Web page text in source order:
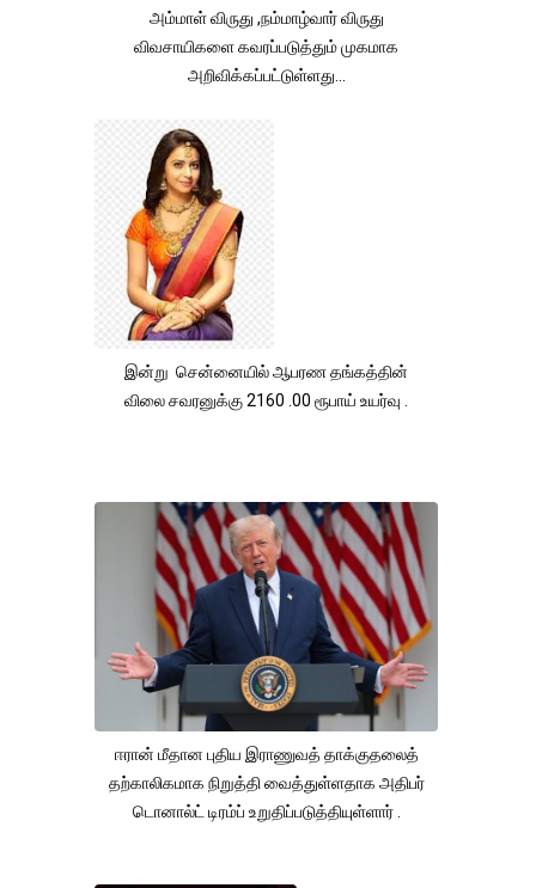
அம்மாள் விருது ,நம்மாழ்வார் விருது
விவசாயிகளை கவரப்படுத்தும் முகமாக
அறிவிக்கப்பட்டுள்ளது...
இன்று சென்னையில் ஆபரண தங்கத்தின்
விலை சவரனுக்கு 2160 .00 ரூபாய் உயர்வு .
ஈரான் மீதான புதிய இராணுவத் தாக்குதலைத்
தற்காலிகமாக நிறுத்தி வைத்துள்ளதாக அதிபர்
டொனால்ட் டிரம்ப் உறுதிப்படுத்தியுள்ளார் .